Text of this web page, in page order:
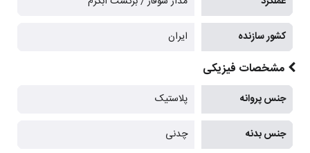
کشور سازنده ایران
مشخصات فیزیکی
جنس پروانه پلاستیک
جنس بدنه چدنی